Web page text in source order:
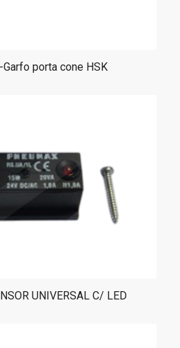
porta cone HSK
UNIVERSAL C/ LED